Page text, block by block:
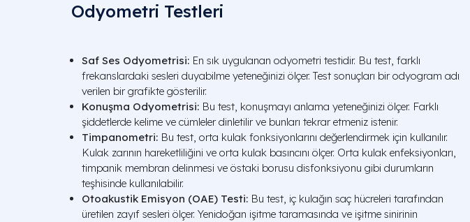
Odyometri Testleri
Saf Ses Odyometrisi: En sık uygulanan odyometri testidir. Bu test, farklı
frekanslardaki sesleri duyabilme yeteneğinizi ölçer. Test sonuçları bir odyogram adı
verilen bir grafikte gösterilir.
Konuşma Odyometrisi: Bu test, konuşmayı anlama yeteneğinizi ölçer. Farklı
şiddetlerde kelime ve cümleler dinletilir ve bunları tekrar etmeniz istenir.
Timpanometri: Bu test, orta kulak fonksiyonlarını değerlendirmek için kullanılır.
Kulak zarının hareketliliğini ve orta kulak basıncını ölçer. Orta kulak enfeksiyonları,
timpanik membran delinmesi ve östaki borusu disfonksiyonu gibi durumların
teşhisinde kullanılabilir.
Otoakustik Emisyon (OAE) Testi: Bu test, iç kulağın saç hücreleri tarafından
üretilen zayıf sesleri ölçer. Yenidoğan işitme taramasında ve işitme sinirinin